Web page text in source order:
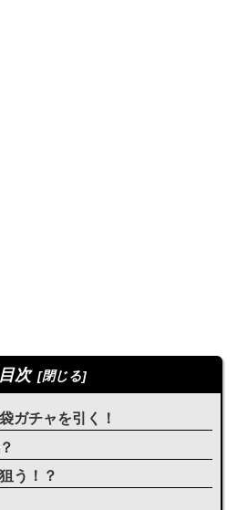
目次
ガチャを引く！
う！？